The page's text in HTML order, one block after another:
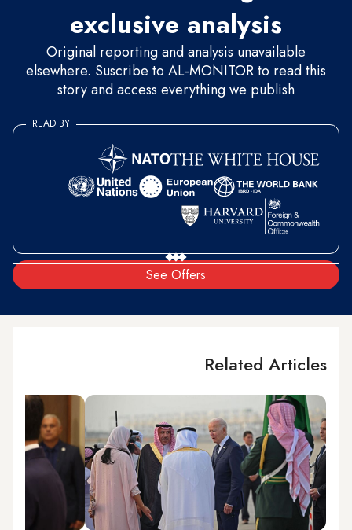
exclusive analysis
Original reporting and analysis unavailable
elsewhere. Suscribe to AL-MONITOR to read this
story and access everything we publish
See Offers
READ BY
Related Articles